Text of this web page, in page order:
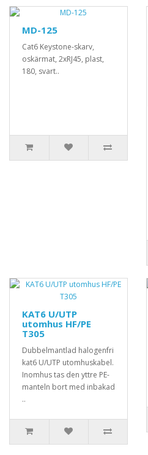
MD-125
Cat6 Keystone-skarv,
oskärmat, 2xRJ45, plast,
180, svart..
KAT6 U/UTP
utomhus HF/PE
T305
Dubbelmantlad halogenfri
kat6 U/UTP utomhuskabel.
Inomhus tas den yttre PE-
manteln bort med inbakad
..